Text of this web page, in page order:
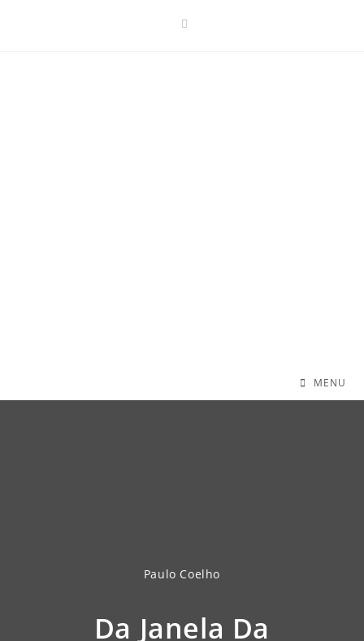
MENU
Paulo Coelho
Da Janela Da